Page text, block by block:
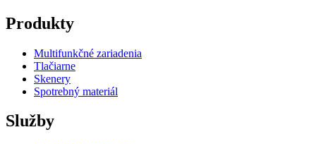
Produkty
Multifunkčné zariadenia
Tlačiarne
Skenery
Spotrebný materiál
Služby